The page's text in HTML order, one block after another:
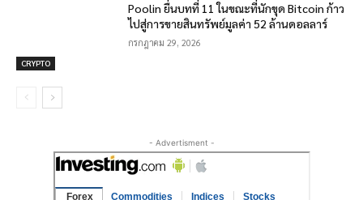
CRYPTO
Poolin ยื่นบทที่ 11 ในขณะที่นักขุด Bitcoin ก้าว
ไปสู่การขายสินทรัพย์มูลค่า 52 ล้านดอลลาร์
กรกฎาคม 29, 2026
- Advertisment -